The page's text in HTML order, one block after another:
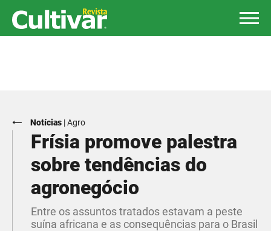
Notícias |Agro
Frísia promove palestra
sobre tendências do
agronegócio
Entre os assuntos tratados estavam a peste
suína africana e as consequências para o Brasil